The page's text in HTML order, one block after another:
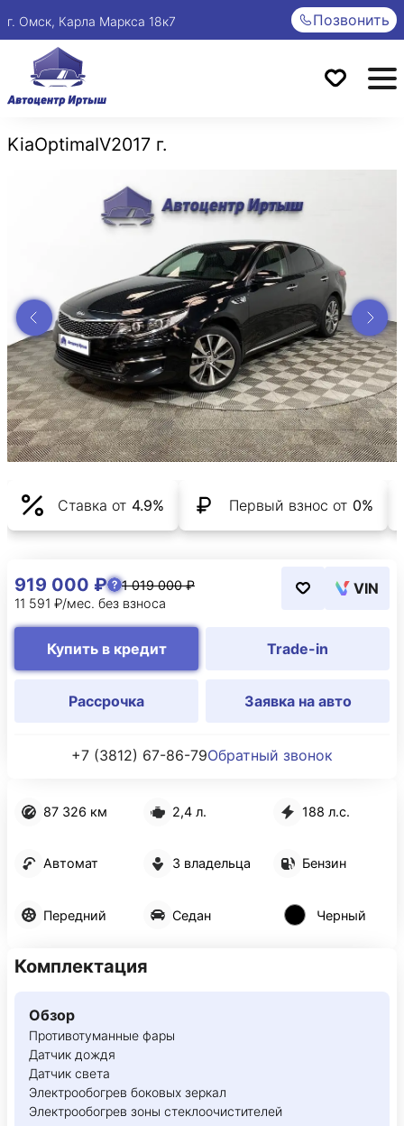
г. Омск, Карла Маркса 18к7 Позвонить
KiaOptimaIV2017 г.
Ставка от 4.9% Первый взнос от 0%
87 326 км 2,4 л. 188 л.с.
Автомат 3 владельца Бензин
Передний Седан Черный
919 000 ₽
1 019 000 ₽
11 591 ₽/мес. без взноса
VIN
Купить в кредит Trade-in
Рассрочка Заявка на авто
+7 (3812) 67-86-79Обратный звонок
Комплектация
Обзор
Противотуманные фары
Датчик дождя
Датчик света
Электрообогрев боковых зеркал
Электрообогрев зоны стеклоочистителей